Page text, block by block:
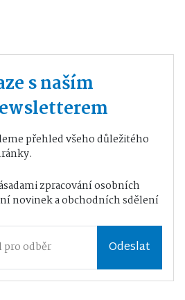
s naším
přehled všeho důležitého
zpracování osobních
novinek a obchodních sdělení
Odeslat